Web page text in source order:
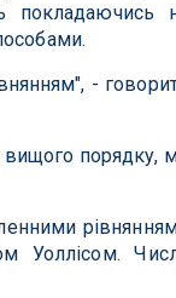
покладаючись
-
вищого порядку,
Уоллісом.